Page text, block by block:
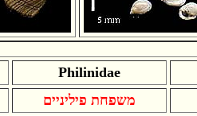
Philinidae
משפחת פיליניים